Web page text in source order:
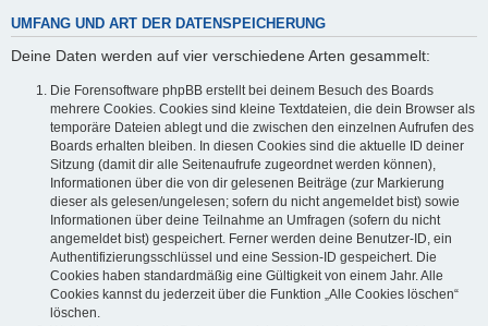
UMFANG UND ART DER DATENSPEICHERUNG
Deine Daten werden auf vier verschiedene Arten gesammelt:
Die Forensoftware phpBB erstellt bei deinem Besuch des Boards
mehrere Cookies. Cookies sind kleine Textdateien, die dein Browser als
temporäre Dateien ablegt und die zwischen den einzelnen Aufrufen des
Boards erhalten bleiben. In diesen Cookies sind die aktuelle ID deiner
Sitzung (damit dir alle Seitenaufrufe zugeordnet werden können),
Informationen über die von dir gelesenen Beiträge (zur Markierung
dieser als gelesen/ungelesen; sofern du nicht angemeldet bist) sowie
Informationen über deine Teilnahme an Umfragen (sofern du nicht
angemeldet bist) gespeichert. Ferner werden deine Benutzer-ID, ein
Authentifizierungsschlüssel und eine Session-ID gespeichert. Die
Cookies haben standardmäßig eine Gültigkeit von einem Jahr. Alle
Cookies kannst du jederzeit über die Funktion „Alle Cookies löschen“
löschen.